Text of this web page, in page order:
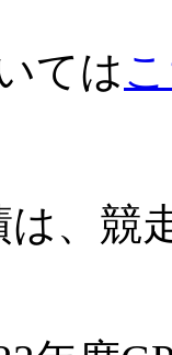
ては
、競